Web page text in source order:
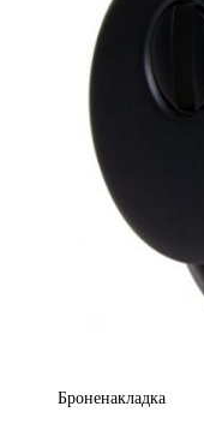
Броненакладка